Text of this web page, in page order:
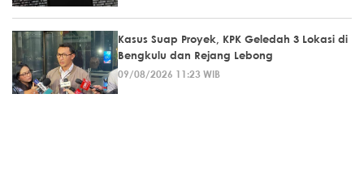
Kasus Suap Proyek, KPK Geledah 3 Lokasi di
Bengkulu dan Rejang Lebong
09/08/2026 11:23 WIB